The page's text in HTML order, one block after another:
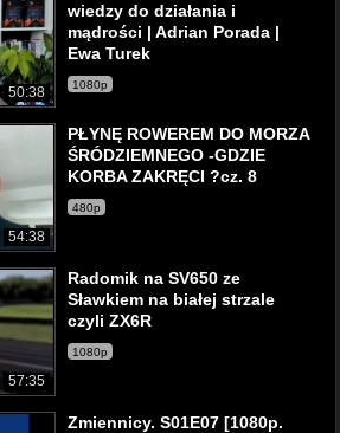
50:38
wiedzy do działania i
mądrości | Adrian Porada |
Ewa Turek
1080p
54:38
PŁYNĘ ROWEREM DO MORZA
ŚRÓDZIEMNEGO -GDZIE
KORBA ZAKRĘCI ?cz. 8
480p
57:35
Radomik na SV650 ze
Sławkiem na białej strzale
czyli ZX6R
1080p
Zmiennicy. S01E07 [1080p.